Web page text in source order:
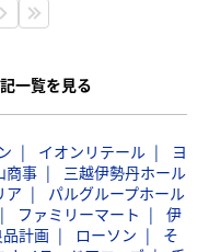
一覧を見る
イオンリテール
ヨ
商事
三越伊勢丹ホール
ア
パルグループホール
ファミリーマート
伊
品計画 ローソン
そ